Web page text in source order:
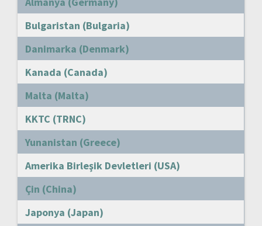
Bulgaristan (Bulgaria)
Danimarka (Denmark)
Kanada (Canada)
Malta (Malta)
KKTC (TRNC)
Yunanistan (Greece)
Amerika Birleşik Devletleri (USA)
Çin (China)
Japonya (Japan)